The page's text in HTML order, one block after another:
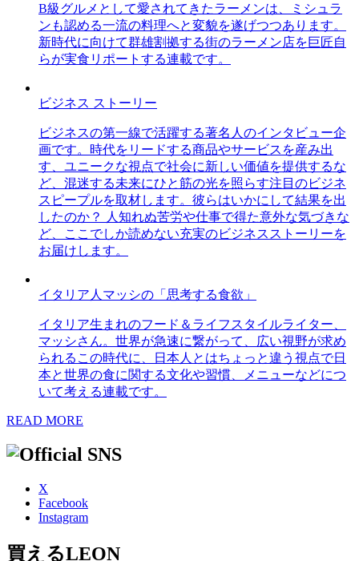
B級グルメとして愛されてきたラーメンは、ミシュラ
ンも認める一流の料理へと変貌を遂げつつあります。
新時代に向けて群雄割拠する街のラーメン店を巨匠自
らが実食リポートする連載です。
ビジネス ストーリー
ビジネスの第一線で活躍する著名人のインタビュー企
画です。時代をリードする商品やサービスを産み出
す、ユニークな視点で社会に新しい価値を提供するな
ど、混迷する未来にひと筋の光を照らす注目のビジネ
スピープルを取材します。彼らはいかにして結果を出
したのか？ 人知れぬ苦労や仕事で得た意外な気づきな
ど、ここでしか読めない充実のビジネスストーリーを
お届けします。
イタリア人マッシの「思考する食欲」
イタリア生まれのフード＆ライフスタイルライター、
マッシさん。世界が急速に繋がって、広い視野が求め
られるこの時代に、日本人とはちょっと違う視点で日
本と世界の食に関する文化や習慣、メニューなどにつ
いて考える連載です。
READ MORE
X
Facebook
Instagram
買えるLEON